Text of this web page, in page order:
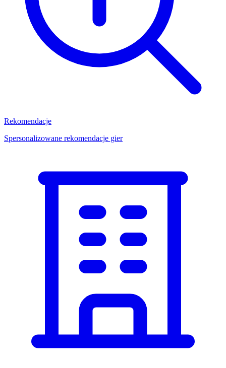
Rekomendacje
Spersonalizowane rekomendacje gier